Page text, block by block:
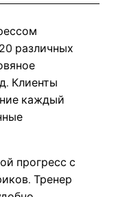
различных
Клиенты
каждый
прогресс с
Тренер